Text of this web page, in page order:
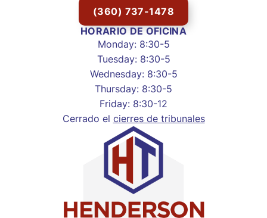
(360) 737-1478
HORARIO DE OFICINA
Monday: 8:30-5
Tuesday: 8:30-5
Wednesday: 8:30-5
Thursday: 8:30-5
Friday: 8:30-12
Cerrado el cierres de tribunales